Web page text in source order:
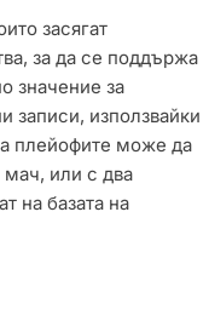
засягат
за да се поддържа
значение за
записи, използвайки
плейофите може да
или с два
на базата на